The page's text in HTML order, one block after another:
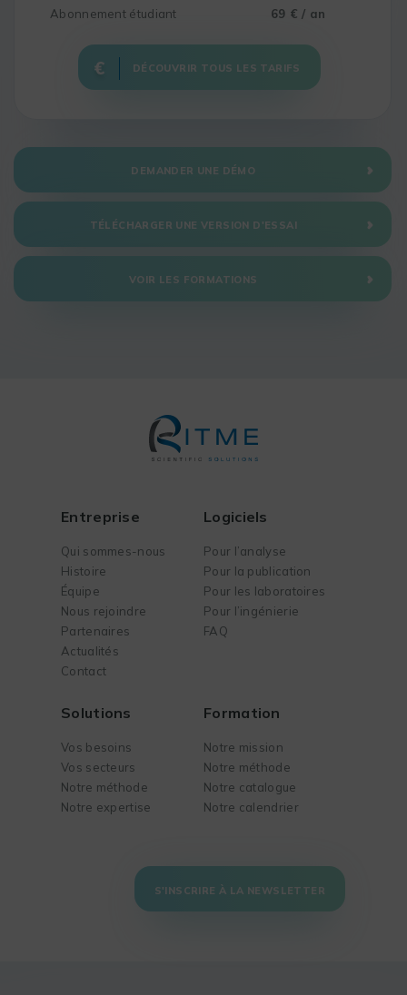
Abonnement étudiant
69 € / an
DÉCOUVRIR TOUS LES TARIFS
DEMANDER UNE DÉMO
TÉLÉCHARGER UNE VERSION D'ESSAI
VOIR LES FORMATIONS
Entreprise
Qui sommes-nous
Histoire
Équipe
Nous rejoindre
Partenaires
Actualités
Contact
Logiciels
Pour l’analyse
Pour la publication
Pour les laboratoires
Pour l’ingénierie
FAQ
Solutions
Vos besoins
Vos secteurs
Notre méthode
Notre expertise
Formation
Notre mission
Notre méthode
Notre catalogue
Notre calendrier
S'INSCRIRE À LA NEWSLETTER